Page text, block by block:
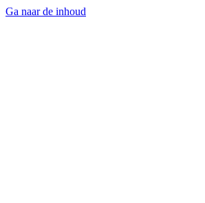
Ga naar de inhoud